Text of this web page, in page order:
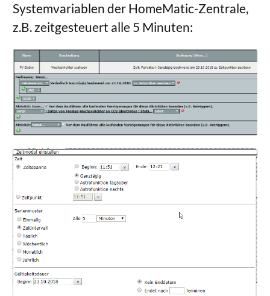
Systemvariablen der HomeMatic-Zentrale,
z.B. zeitgesteuert alle 5 Minuten: